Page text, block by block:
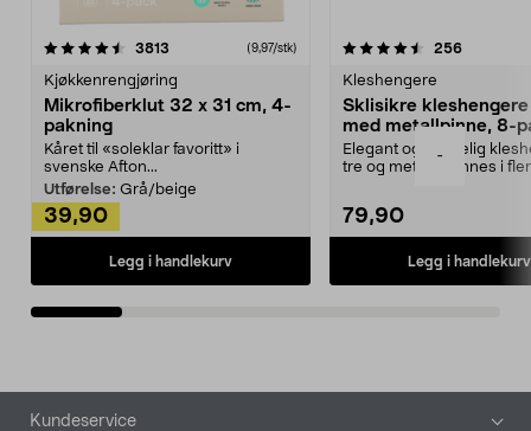
-
3813 anmeldelser(9,97/stk)
Kjøkkenrengjøring
Mikrofiberklut 32 x 31 cm, 4-
pakning
Kåret til «soleklar favoritt» i
svenske Afton...
Utførelse: Grå/beige
39,90
Legg i handlekurv
4.5av 5 stjerner 256
Kleshengere
Sklisikre
med metallpinne, 8-
Elegant og skikkelig
tre og metall – finnes i
79,90
Legg i handlekurv
4.5av 5 stjerner
Bunntekst
Kundeservice